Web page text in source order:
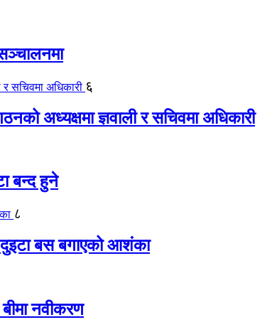
६
अध्यक्षमा ज्ञवाली र सचिवमा अधिकारी
बन्द हुने
८
बस बगाएको आशंका
बीमा नवीकरण